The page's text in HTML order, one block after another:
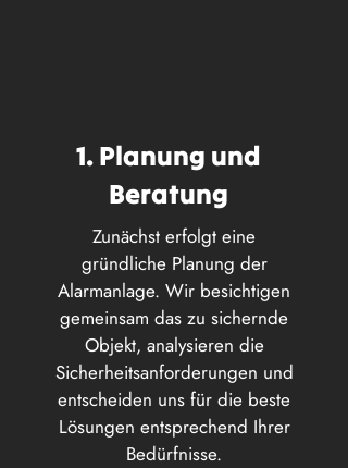
1. Planung und
Beratung
Zunächst erfolgt eine
gründliche Planung der
Alarmanlage. Wir besichtigen
gemeinsam das zu sichernde
Objekt, analysieren die
Sicherheitsanforderungen und
entscheiden uns für die beste
Lösungen entsprechend Ihrer
Bedürfnisse.